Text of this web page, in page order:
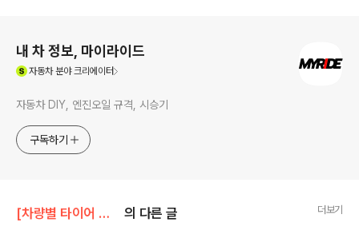
내 차 정보, 마이라이드
자동차분야 크리에이터
자동차 DIY, 엔진오일 규격, 시승기
구독하기
[차량별 타이어 정보]/현대차 타이어 의 다른 글 더보기